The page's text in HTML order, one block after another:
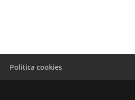
Politica cookies